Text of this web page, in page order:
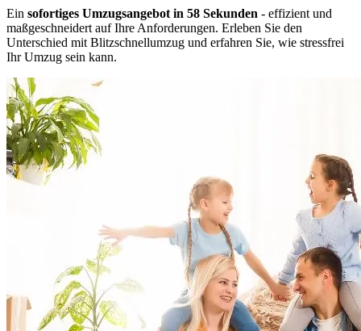
Ein sofortiges Umzugsangebot in 58 Sekunden - effizient und
maßgeschneidert auf Ihre Anforderungen. Erleben Sie den
Unterschied mit Blitzschnellumzug und erfahren Sie, wie stressfrei
Ihr Umzug sein kann.